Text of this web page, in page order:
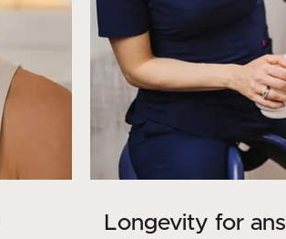
Longevity for